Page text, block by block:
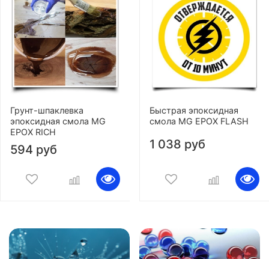
Грунт-шпаклевка
эпоксидная смола MG
EPOX RICH
594 руб
Быстрая эпоксидная
смола MG EPOX FLASH
1 038 руб